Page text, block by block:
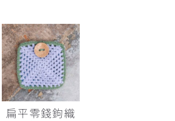
扁平零錢鉤織